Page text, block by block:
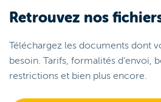
Retrouvez nos
Téléchargez les documents dont
besoin. Tarifs, formalités d'envoi,
restrictions et bien plus encore.